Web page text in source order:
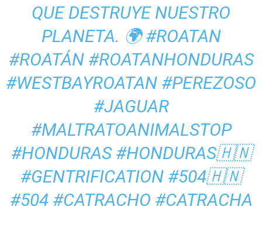
QUE DESTRUYE NUESTRO
PLANETA. 🌍#ROATAN
#ROATÁN #ROATANHONDURAS
#WESTBAYROATAN #PEREZOSO
#JAGUAR
#MALTRATOANIMALSTOP
#HONDURAS #HONDURAS🇭🇳
#GENTRIFICATION #504🇭🇳
#504 #CATRACHO #CATRACHA